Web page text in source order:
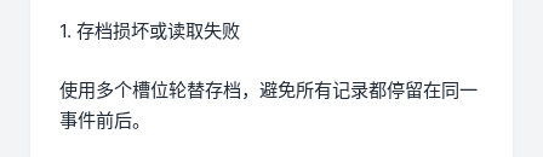
1. 存档损坏或读取失败
使用多个槽位轮替存档，避免所有记录都停留在同一
事件前后。